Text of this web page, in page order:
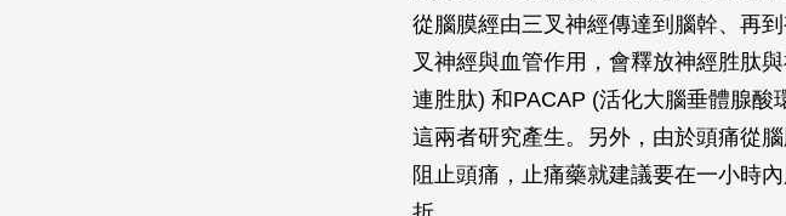
從腦膜經由三叉神經傳達到腦幹、再
叉神經與血管作用，會釋放神經胜肽
連胜肽) 和PACAP (活化大腦垂體腺
這兩者研究產生。另外，由於頭痛從
阻止頭痛，止痛藥就建議要在一小時